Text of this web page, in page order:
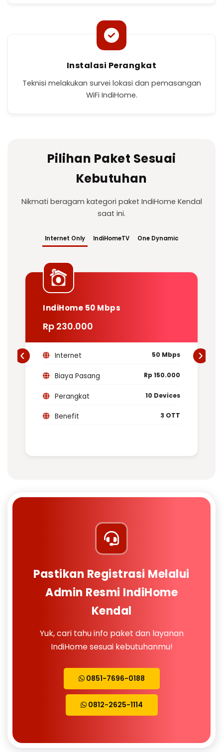
Instalasi Perangkat
Teknisi melakukan survei lokasi dan pemasangan
WiFi IndiHome.
Pilihan Paket Sesuai
Kebutuhan
Nikmati beragam kategori paket IndiHome Kendal
saat ini.
Internet Only IndiHomeTV One Dynamic
IndiHome 50 Mbps
Rp 230.000
Internet 50 Mbps
Biaya Pasang Rp 150.000
Perangkat 10 Devices
Benefit 3 OTT
‹ ›
Pastikan Registrasi Melalui
Admin Resmi IndiHome
Kendal
Yuk, cari tahu info paket dan layanan
IndiHome sesuai kebutuhanmu!
0851-7696-0188
0812-2625-1114